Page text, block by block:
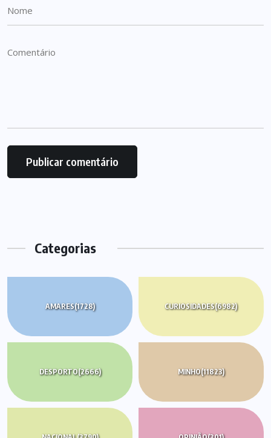
Categorias
AMARES(1728) CURIOSIDADES(6982)
DESPORTO(2666) MINHO(11823)